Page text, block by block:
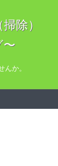
除）
〜
んか。